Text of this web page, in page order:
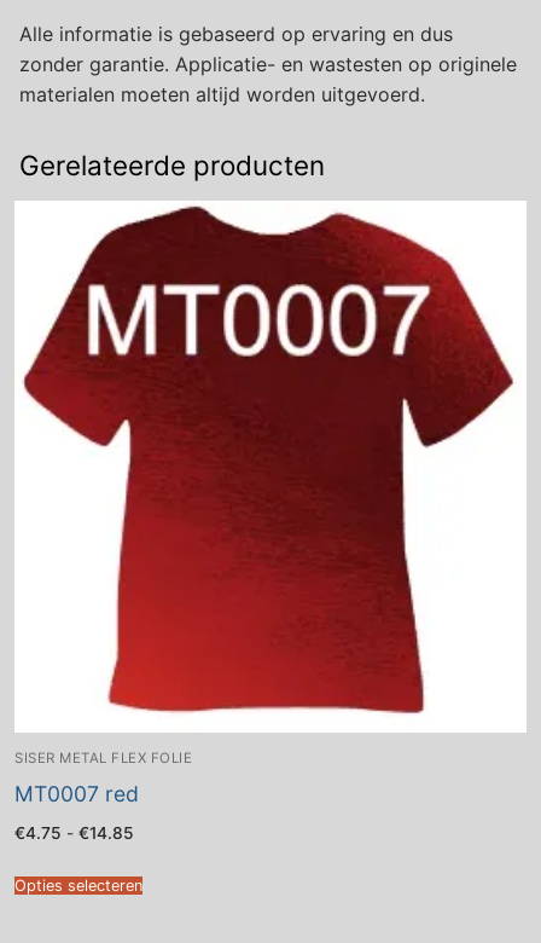
Alle informatie is gebaseerd op ervaring en dus
zonder garantie. Applicatie- en wastesten op originele
materialen moeten altijd worden uitgevoerd.
Gerelateerde producten
SISER METAL FLEX FOLIE
MT0007 red
€4.75 - €14.85
€14.85
Opties selecteren